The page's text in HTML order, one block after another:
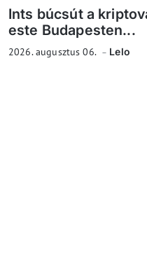
Ints búcsút a
este Budapesten...
2026. augusztus 06. Lelo